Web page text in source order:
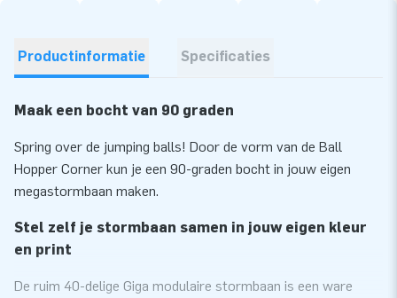
Productinformatie Specificaties
Maak een bocht van 90 graden
Spring over de jumping balls! Door de vorm van de Ball
Hopper Corner kun je een 90-graden bocht in jouw eigen
megastormbaan maken.
Stel zelf je stormbaan samen in jouw eigen kleur
en print
De ruim 40-delige Giga modulaire stormbaan is een ware